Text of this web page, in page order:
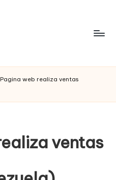
Pagina web realiza ventas
ventas